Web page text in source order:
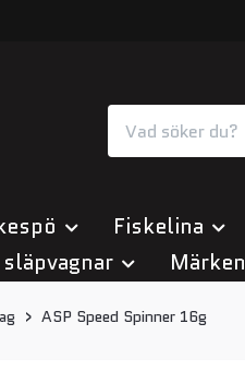
Fiskelina
Märken
ASP Speed Spinner 16g